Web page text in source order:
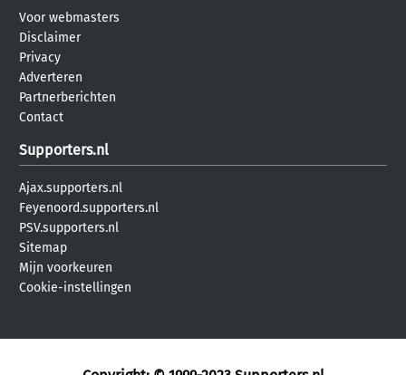
Voor webmasters
Disclaimer
Privacy
Adverteren
Partnerberichten
Contact
Supporters.nl
Ajax.supporters.nl
Feyenoord.supporters.nl
PSV.supporters.nl
Sitemap
Mijn voorkeuren
Cookie-instellingen